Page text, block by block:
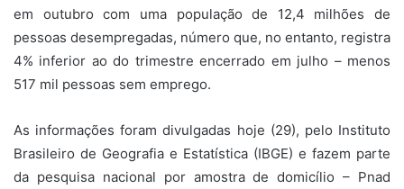
em outubro com uma população de 12,4 milhões de
pessoas desempregadas, número que, no entanto, registra
4% inferior ao do trimestre encerrado em julho – menos
517 mil pessoas sem emprego.
As informações foram divulgadas hoje (29), pelo Instituto
Brasileiro de Geografia e Estatística (IBGE) e fazem parte
da pesquisa nacional por amostra de domicílio – Pnad